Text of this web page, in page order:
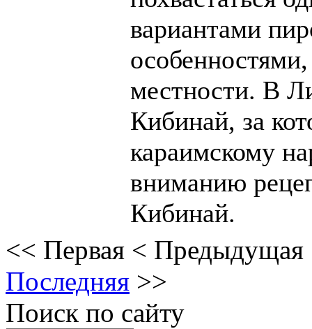
вариантами
местности. В
Кибинай, за
караимскому
вниманию
Кибинай.
<< Первая < Предыдущая
Последняя >>
Поиск по сайту